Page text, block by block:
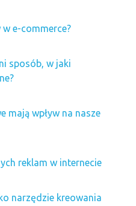
e-commerce?
sposób, w jaki
mają wpływ na nasze
reklam w internecie
narzędzie kreowania